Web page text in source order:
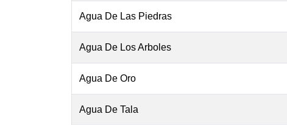
Agua De Las Piedras
Agua De Los Arboles
Agua De Oro
Agua De Tala